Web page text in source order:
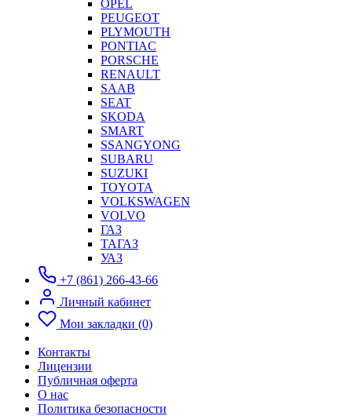
OPEL
PEUGEOT
PLYMOUTH
PONTIAC
PORSCHE
RENAULT
SAAB
SEAT
SKODA
SMART
SSANGYONG
SUBARU
SUZUKI
TOYOTA
VOLKSWAGEN
VOLVO
ГАЗ
ТАГАЗ
УАЗ
+7 (861) 266-43-66
Личный кабинет
Мои закладки (0)
Контакты
Лицензии
Публичная оферта
О нас
Политика безопасности